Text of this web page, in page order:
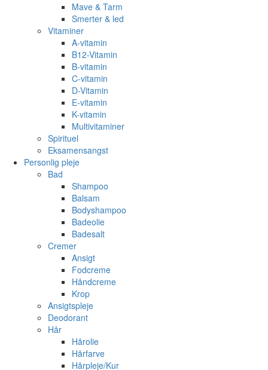
Mave & Tarm
Smerter & led
Vitaminer
A-vitamin
B12-Vitamin
B-vitamin
C-vitamin
D-Vitamin
E-vitamin
K-vitamin
Multivitaminer
Spirituel
Eksamensangst
Personlig pleje
Bad
Shampoo
Balsam
Bodyshampoo
Badeolie
Badesalt
Cremer
Ansigt
Fodcreme
Håndcreme
Krop
Ansigtspleje
Deodorant
Hår
Hårolie
Hårfarve
Hårpleje/Kur